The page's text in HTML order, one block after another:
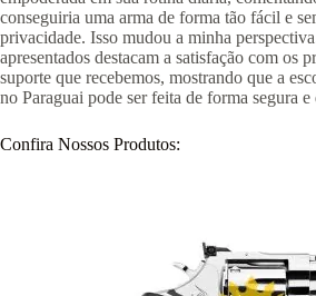
conseguiria uma arma de forma tão fácil e
privacidade. Isso mudou a minha
apresentados destacam a satisfação com os
suporte que recebemos, mostrando que a
no Paraguai pode ser feita de forma segura e
Confira Nossos Produtos: